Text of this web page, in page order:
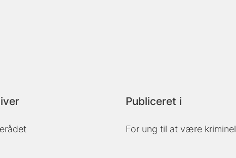
Publiceret i
For ung til at være kriminel